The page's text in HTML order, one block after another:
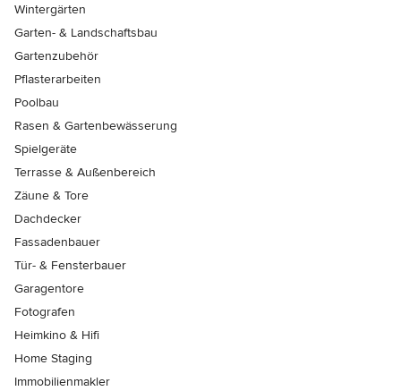
Wintergärten
Garten- & Landschaftsbau
Gartenzubehör
Pflasterarbeiten
Poolbau
Rasen & Gartenbewässerung
Spielgeräte
Terrasse & Außenbereich
Zäune & Tore
Dachdecker
Fassadenbauer
Tür- & Fensterbauer
Garagentore
Fotografen
Heimkino & Hifi
Home Staging
Immobilienmakler